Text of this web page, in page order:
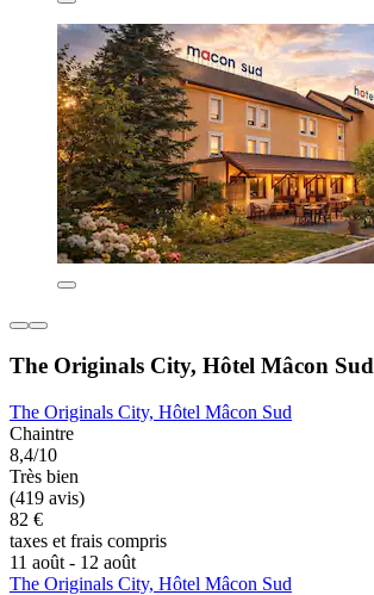
The Originals City, Hôtel Mâcon Sud
The Originals City, Hôtel Mâcon Sud
Chaintre
8,4/10
Très bien
(419 avis)
82 €
taxes et frais compris
11 août - 12 août
The Originals City, Hôtel Mâcon Sud